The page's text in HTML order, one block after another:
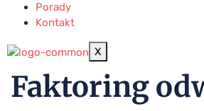
Porady
Kontakt
X
Faktoring